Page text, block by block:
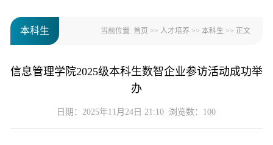
本科生 当前位置:首页 >> 人才培养 >>本科生 >> 正文
信息管理学院2025级本科生数智企业参访活动成功举
办
日期：2025年11月24日 21:10 浏览数： 100